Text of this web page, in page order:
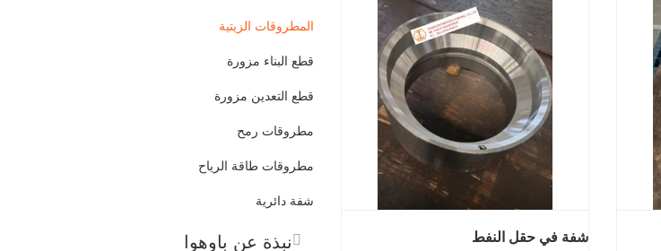
المطروقات الزيتية
قطع البناء مزورة
قطع التعدين مزورة
مطروقات رمح
مطروقات طاقة الرياح
شفة دائرية
نبذة عن باوهوا شفة في حقل النفط